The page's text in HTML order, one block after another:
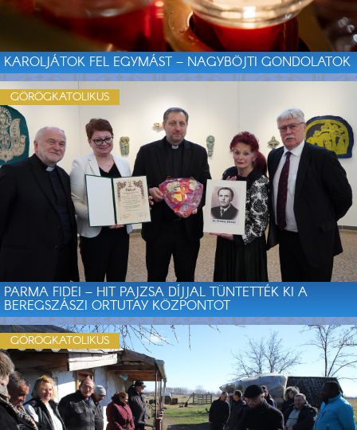
KAROLJÁTOK FEL EGYMÁST – NAGYBÖJTI GONDOLATOK
PARMA FIDEI – HIT PAJZSA DÍJJAL TÜNTETTÉK KI A
BEREGSZÁSZI ORTUTAY KÖZPONTOT
GÖRÖGKATOLIKUS
GÖRÖGKATOLIKUS